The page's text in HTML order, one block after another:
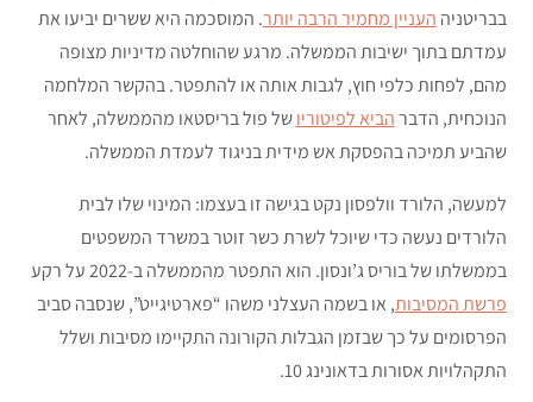
בבריטניה העניין מחמיר הרבה יותר. המוסכמה היא ששרים יביעו את
עמדתם בתוך ישיבות הממשלה. מרגע שהוחלטה מדיניות מצופה
מהם, לפחות כלפי חוץ, לגבות אותה או להתפטר. בהקשר המלחמה
הנוכחית, הדברהביא לפיטוריושל פול בריסטאו מהממשלה, לאחר
שהביע תמיכה בהפסקת אש מידית בניגוד לעמדת הממשלה.
למעשה, הלורד וולפסון נקט בגישה זו בעצמו: המינוי שלו לבית
הלורדים נעשה כדי שיוכל לשרת כשר זוטר במשרד המשפטים
בממשלתו של בוריס ג’ונסון. הוא התפטר מהממשלה ב-2022 על רקע
פרשת המסיבות, או בשמה העצלני משהו “פארטיגייט”, שנסבה סביב
הפרסומים על כך שבזמן הגבלות הקורונה התקיימו מסיבות ושלל
התקהלויות אסורות בדאונינג 10.